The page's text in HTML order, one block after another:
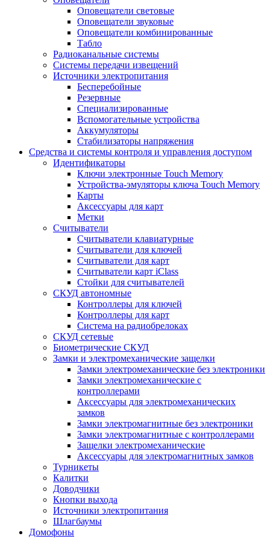
Оповещатели световые
Оповещатели звуковые
Оповещатели комбинированные
Табло
Радиоканальные системы
Системы передачи извещений
Источники электропитания
Бесперебойные
Резервные
Специализированные
Вспомогательные устройства
Аккумуляторы
Стабилизаторы напряжения
Средства и системы контроля и управления доступом
Идентификаторы
Ключи электронные Touch Memory
Устройства-эмуляторы ключа Touch Memory
Карты
Аксессуары для карт
Метки
Считыватели
Считыватели клавиатурные
Считыватели для ключей
Считыватели для карт
Считыватели карт iClass
Стойки для считывателей
СКУД автономные
Контроллеры для ключей
Контроллеры для карт
Система на радиобрелоках
СКУД сетевые
Биометрические СКУД
Замки и электромеханические защелки
Замки электромеханические без электроники
Замки электромеханические с
контроллерами
Аксессуары для электромеханических
замков
Замки электромагнитные без электроники
Замки электромагнитные с контроллерами
Защелки электромеханические
Аксессуары для электромагнитных замков
Турникеты
Калитки
Доводчики
Кнопки выхода
Источники электропитания
Шлагбаумы
Домофоны